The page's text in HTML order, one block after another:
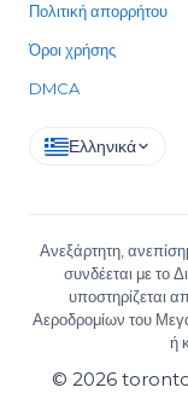
Πολιτική απορρήτου
Όροι χρήσης
DMCA
Ελληνικά
Ανεξάρτητη,
συνδέεται με το
υποστηρίζεται
Αεροδρομίων του
ή
© 2026